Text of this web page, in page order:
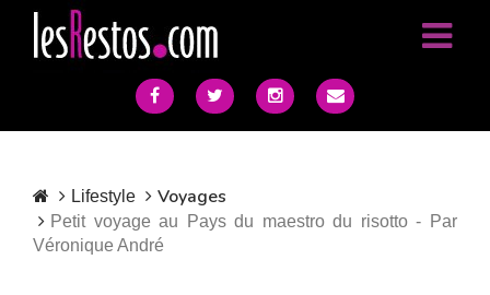
Lifestyle Voyages
Petit voyage au Pays du maestro du risotto - Par
Véronique André